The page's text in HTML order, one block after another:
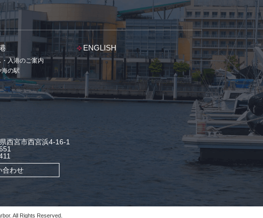
入港のご案内
海の駅
ENGLISH
西宮市西宮浜4-16-1
合わせ
All Rights Reserved.